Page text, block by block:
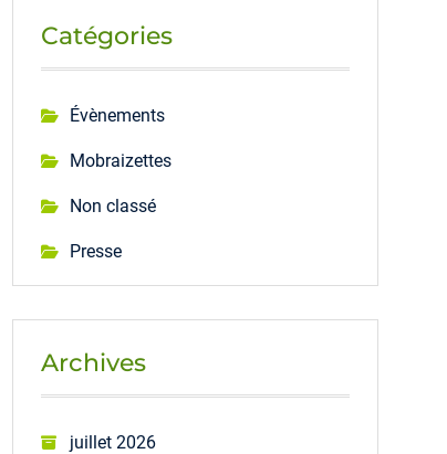
Catégories
Évènements
Mobraizettes
Non classé
Presse
Archives
juillet 2026